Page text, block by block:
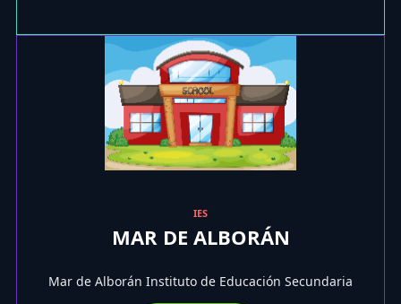
IES
MAR DE ALBORÁN
Mar de Alborán Instituto de Educación Secundaria